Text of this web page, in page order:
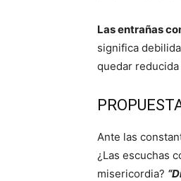
Las entrañas
significa
quedar
Ante las
¿Las escuchas
misericordia?